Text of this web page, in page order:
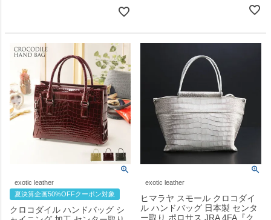
exotic leather
夏決算企画50%OFFクーポン対象
クロコダイル ハンドバッグ シ
exotic leather
ヒマラヤ スモール クロコダイ
ル ハンドバッグ 日本製 センタ
ー取り ポロサス JRA 4FA『ク